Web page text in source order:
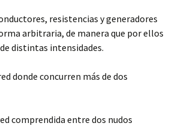
resistencias y generadores
arbitraria, de manera que por ellos
distintas intensidades.
donde concurren más de dos
comprendida entre dos nudos